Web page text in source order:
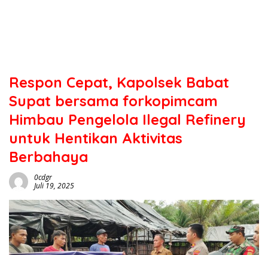
Respon Cepat, Kapolsek Babat
Supat bersama forkopimcam
Himbau Pengelola Ilegal Refinery
untuk Hentikan Aktivitas
Berbahaya
0cdgr
Juli 19, 2025